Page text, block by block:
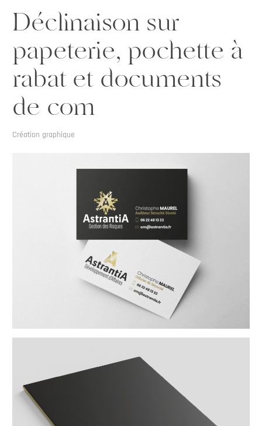
Déclinaison sur
papeterie, pochette à
rabat et documents
de com
Création graphique